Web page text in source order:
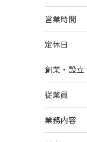
営業時間
定休日
創業・設立
従業員
業務内容